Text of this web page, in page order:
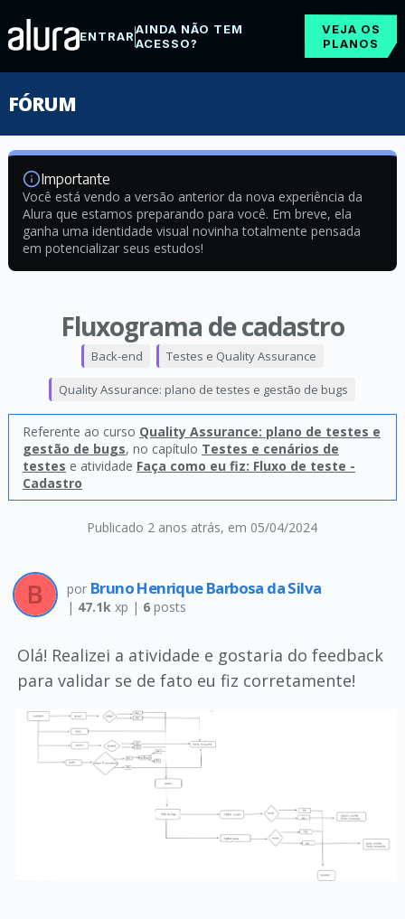
ENTRARAINDA NÃO TEM
ACESSO?
VEJA OS
PLANOS
FÓRUM
Importante
Você está vendo a versão anterior da nova experiência da
Alura que estamos preparando para você. Em breve, ela
ganha uma identidade visual novinha totalmente pensada
em potencializar seus estudos!
Fluxograma de cadastro
Publicado 2 anos atrás, em 05/04/2024
Back-end Testes e Quality Assurance
Quality Assurance: plano de testes e gestão de bugs
Referente ao curso Quality Assurance: plano de testes e
gestão de bugs, no capítulo Testes e cenários de
testes e atividade Faça como eu fiz: Fluxo de teste -
Cadastro
por Bruno Henrique Barbosa da Silva
| 47.1kxp | 6posts
Olá! Realizei a atividade e gostaria do feedback
para validar se de fato eu fiz corretamente!